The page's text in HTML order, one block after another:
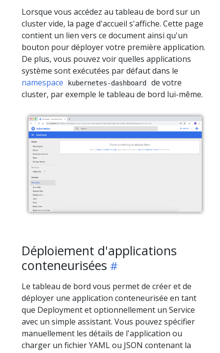
Lorsque vous accédez au tableau de bord sur un
cluster vide, la page d'accueil s'affiche. Cette page
contient un lien vers ce document ainsi qu'un
bouton pour déployer votre première application.
De plus, vous pouvez voir quelles applications
système sont exécutées par défaut dans le
namespace
kubernetes-dashboard
de votre
cluster, par exemple le tableau de bord lui-même.
Déploiement d'applications
conteneurisées
Le tableau de bord vous permet de créer et de
déployer une application conteneurisée en tant
que Deployment et optionnellement un Service
avec un simple assistant. Vous pouvez spécifier
manuellement les détails de l'application ou
charger un fichier YAML ou JSON contenant la